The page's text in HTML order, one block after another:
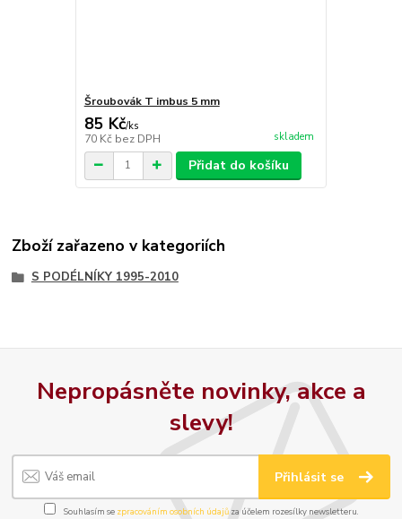
Šroubovák T imbus 5 mm
85 Kč/ks
70 Kč bez DPH skladem
Přidat do košíku
Zboží zařazeno v kategoriích
S PODÉLNÍKY 1995-2010
Nepropásněte novinky, akce a
slevy!
Přihlásit se
Souhlasím se zpracováním osobních údajůza účelem rozesílky newsletteru.